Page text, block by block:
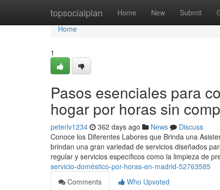
topsocialplan Home New Submit
Home
Home
1
Pasos esenciales para
hogar por horas sin
peterlv1234 362 days ago News
Discuss
Conoce los Diferentes Labores que Brinda una
brindan una gran variedad de servicios diseñados
regular y servicios específicos como la limpieza de
servicio-doméstico-por-horas-en-madrid-52763585
Comments
Who Upvoted